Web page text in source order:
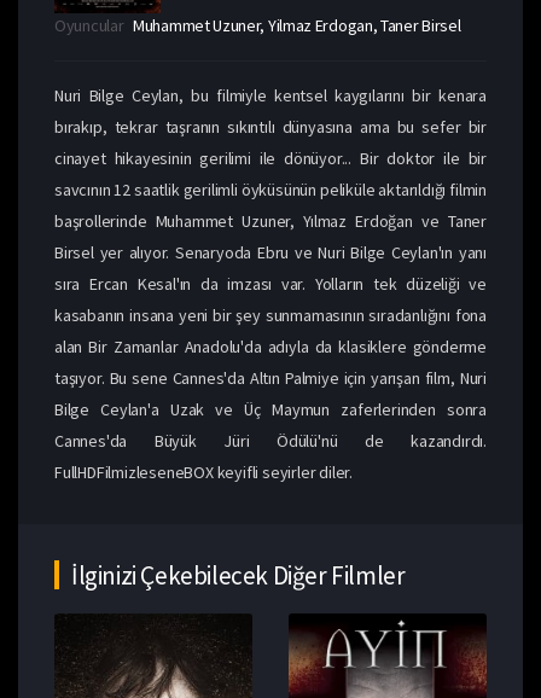
Oyuncular Muhammet Uzuner, Yilmaz Erdogan, Taner Birsel
Nuri Bilge Ceylan, bu filmiyle kentsel kaygılarını bir kenara
bırakıp, tekrar taşranın sıkıntılı dünyasına ama bu sefer bir
cinayet hikayesinin gerilimi ile dönüyor... Bir doktor ile bir
savcının 12 saatlik gerilimli öyküsünün peliküle aktarıldığı filmin
başrollerinde Muhammet Uzuner, Yılmaz Erdoğan ve Taner
Birsel yer alıyor. Senaryoda Ebru ve Nuri Bilge Ceylan'ın yanı
sıra Ercan Kesal'ın da imzası var. Yolların tek düzeliği ve
kasabanın insana yeni bir şey sunmamasının sıradanlığını fona
alan Bir Zamanlar Anadolu'da adıyla da klasiklere gönderme
taşıyor. Bu sene Cannes'da Altın Palmiye için yarışan film, Nuri
Bilge Ceylan'a Uzak ve Üç Maymun zaferlerinden sonra
Cannes'da Büyük Jüri Ödülü'nü de kazandırdı.
FullHDFilmizleseneBOX keyifli seyirler diler.
İlginizi Çekebilecek Diğer Filmler